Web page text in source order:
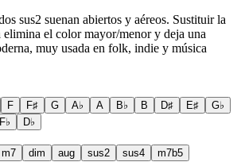
sus2 suenan abiertos y aéreos. Sustituir la
elimina el color mayor/menor y deja una
muy usada en folk, indie y música
F F♯ G A♭ A B♭ B D♯ E♯
G♭
F♭ D♭
m7 dim aug sus2 sus4 m7b5